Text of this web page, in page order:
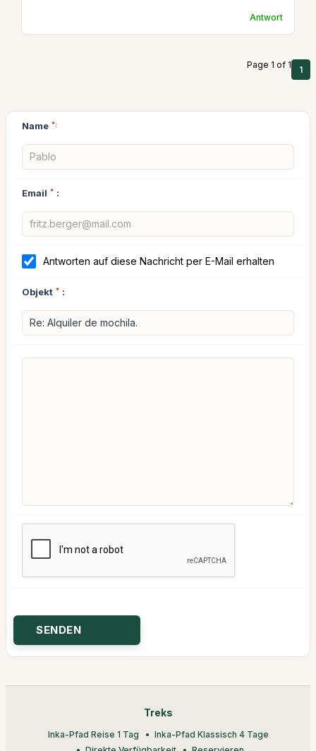
Antwort
Page 1 of 1 1
Name *:
Email * :
Antworten auf diese Nachricht per E-Mail erhalten
Objekt * :
Treks
Inka-Pfad Reise 1 Tag
Inka-Pfad Klassisch 4 Tage